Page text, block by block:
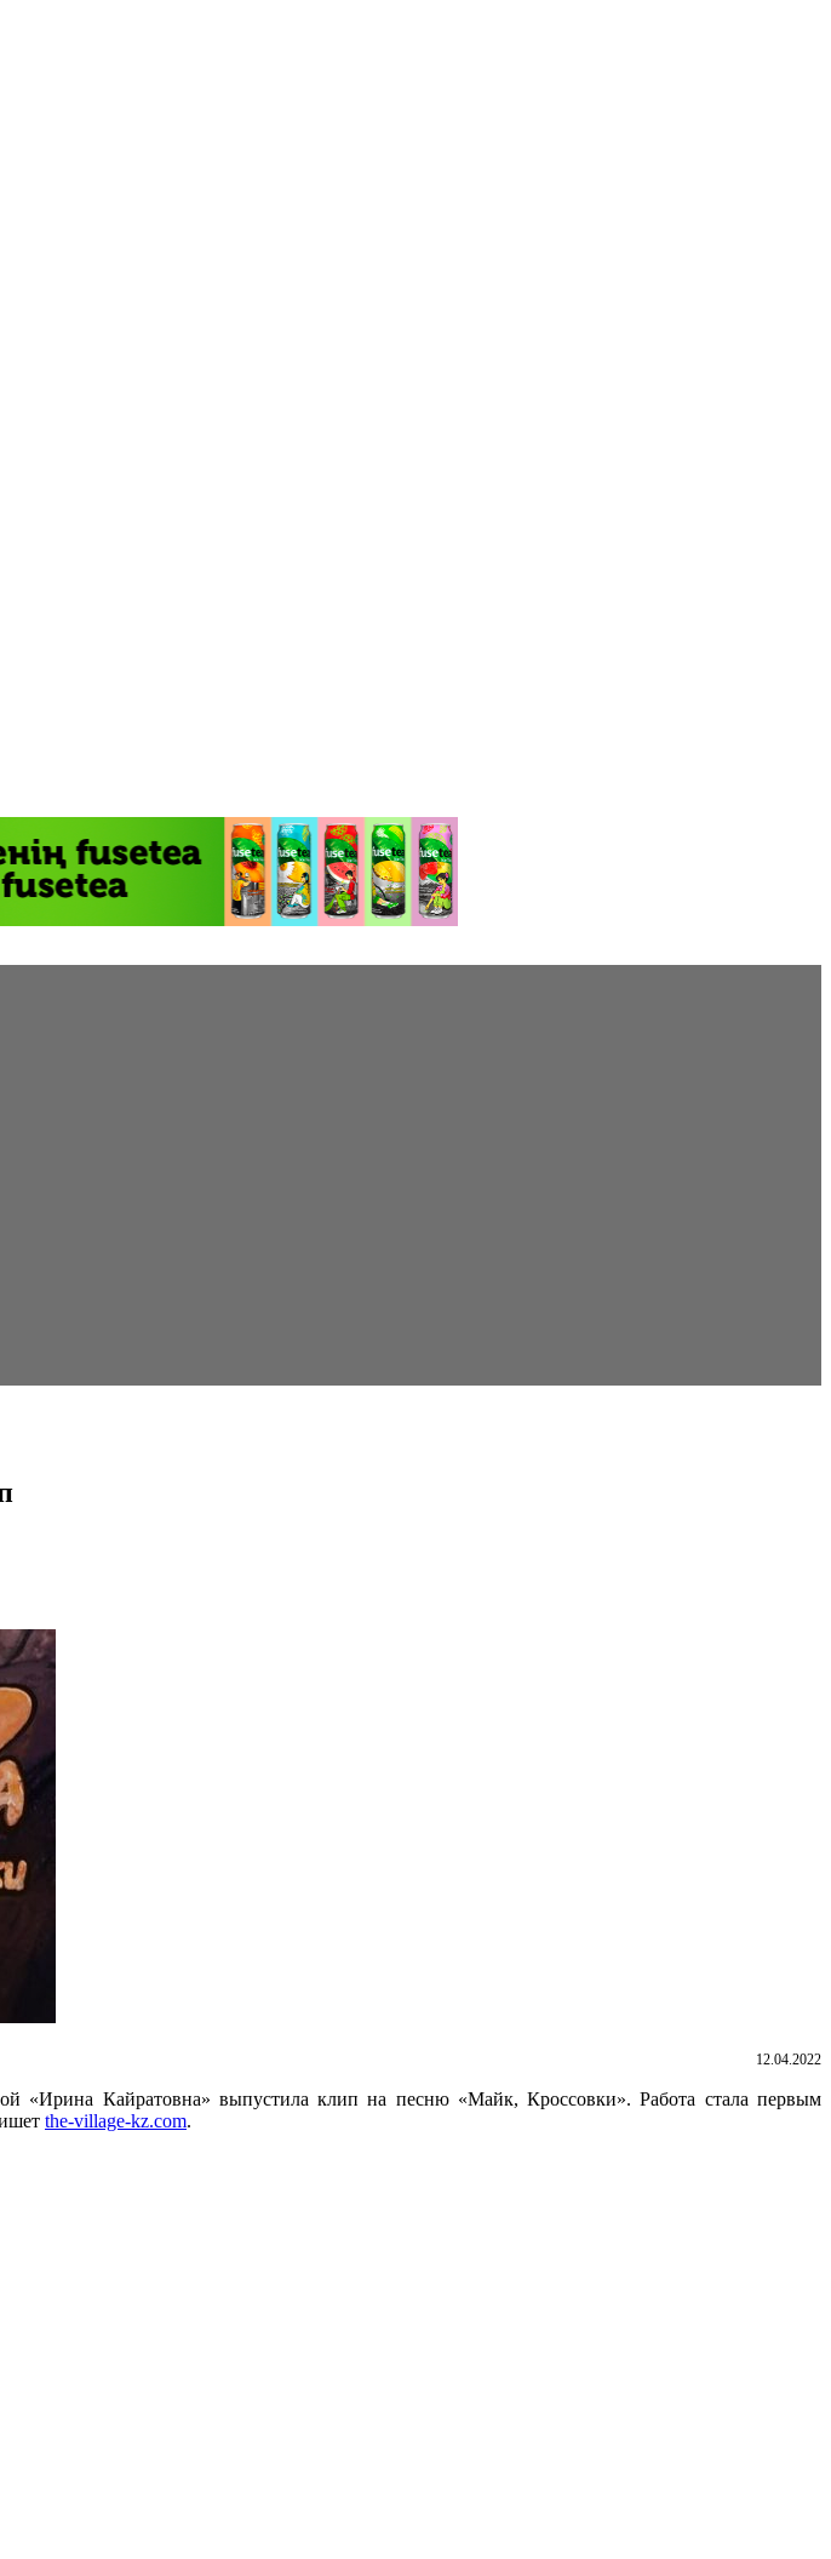
12.04.2022
«Ирина Кайратовна» выпустила клип на песню «Майк, Кроссовки». Работа стала первым
the-village-kz.com.